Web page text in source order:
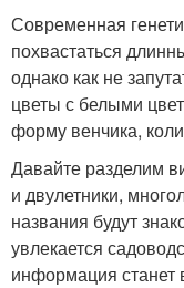
Современная
похвастаться
однако как не
цветы с белыми
форму венчика,
Давайте разделим
и двулетники,
названия будут
увлекается
информация станет